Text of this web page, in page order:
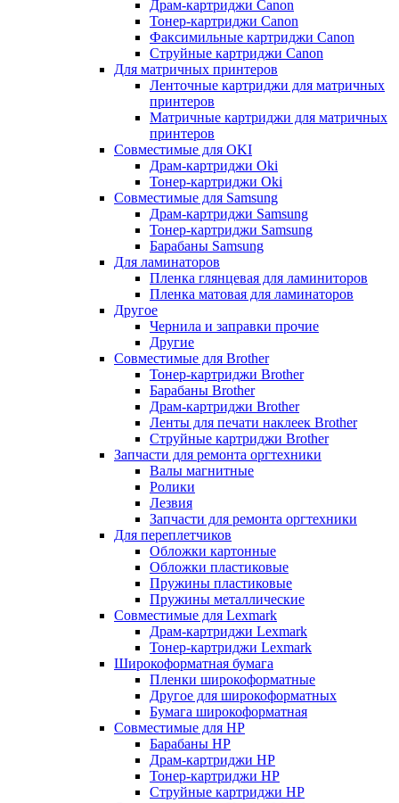
Драм-картриджи Canon
Тонер-картриджи Canon
Факсимильные картриджи Canon
Струйные картриджи Canon
Для матричных принтеров
Ленточные картриджи для матричных
принтеров
Матричные картриджи для матричных
принтеров
Совместимые для OKI
Драм-картриджи Oki
Тонер-картриджи Oki
Совместимые для Samsung
Драм-картриджи Samsung
Тонер-картриджи Samsung
Барабаны Samsung
Для ламинаторов
Пленка глянцевая для ламиниторов
Пленка матовая для ламинаторов
Другое
Чернила и заправки прочие
Другие
Совместимые для Brother
Тонер-картриджи Brother
Барабаны Brother
Драм-картриджи Brother
Ленты для печати наклеек Brother
Струйные картриджи Brother
Запчасти для ремонта оргтехники
Валы магнитные
Ролики
Лезвия
Запчасти для ремонта оргтехники
Для переплетчиков
Обложки картонные
Обложки пластиковые
Пружины пластиковые
Пружины металлические
Совместимые для Lexmark
Драм-картриджи Lexmark
Тонер-картриджи Lexmark
Широкоформатная бумага
Пленки широкоформатные
Другое для широкоформатных
Бумага широкоформатная
Совместимые для HP
Барабаны HP
Драм-картриджи HP
Тонер-картриджи HP
Струйные картриджи HP